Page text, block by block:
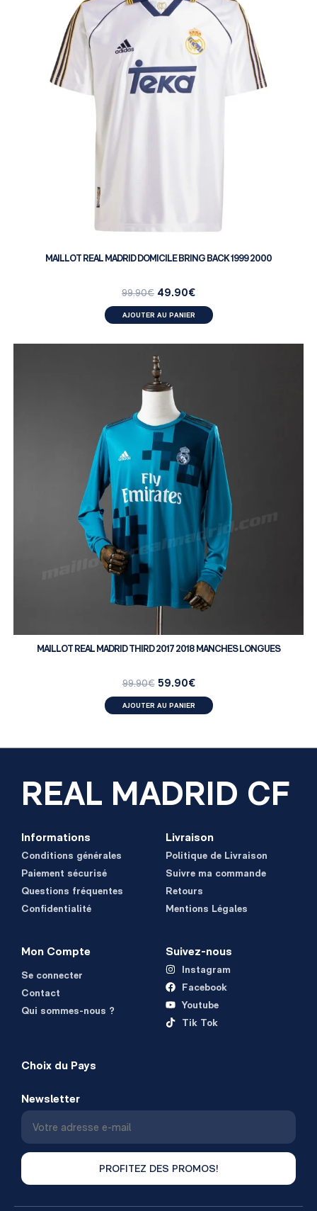
MAILLOT REAL MADRID DOMICILE BRING BACK 1999 2000
99.90€ 49.90€
AJOUTER AU PANIER
MAILLOT REAL MADRID THIRD 2017 2018 MANCHES LONGUES
99.90€ 59.90€
AJOUTER AU PANIER
REAL MADRID CF
Informations
Conditions générales
Paiement sécurisé
Questions fréquentes
Confidentialité
Livraison
Politique de Livraison
Suivre ma commande
Retours
Mentions Légales
Mon Compte
Se connecter
Contact
Qui sommes-nous ?
Suivez-nous
Instagram
Facebook
Youtube
Tik Tok
Choix du Pays
Newsletter
PROFITEZ DES PROMOS!